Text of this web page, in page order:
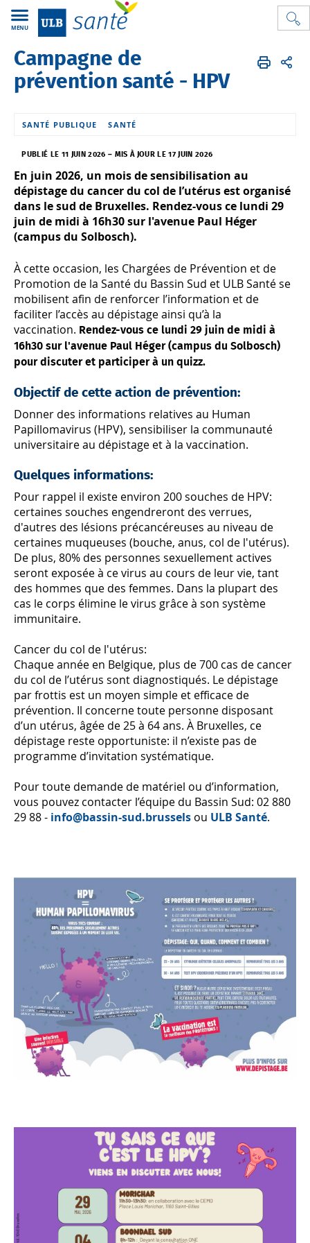
MENU
ULB Santé FR Activités Agenda activités santé et bien-être
Campagne de
prévention santé - HPV
SANTÉ PUBLIQUE SANTÉ
PUBLIÉ LE 11 JUIN 2026 – MIS À JOUR LE 17 JUIN 2026
En juin 2026, un mois de sensibilisation au
dépistage du cancer du col de l’utérus est organisé
dans le sud de Bruxelles. Rendez-vous ce lundi 29
juin de midi à 16h30 sur l'avenue Paul Héger
(campus du Solbosch).
À cette occasion, les Chargées de Prévention et de
Promotion de la Santé du Bassin Sud et ULB Santé se
mobilisent afin de renforcer l’information et de
faciliter l’accès au dépistage ainsi qu’à la
vaccination. Rendez-vous ce lundi 29 juin de midi à
16h30 sur l'avenue Paul Héger (campus du Solbosch)
pour discuter et participer à un quizz.
Objectif de cette action de prévention:
Donner des informations relatives au Human
Papillomavirus (HPV), sensibiliser la communauté
universitaire au dépistage et à la vaccination.
Quelques informations:
Pour rappel il existe environ 200 souches de HPV:
certaines souches engendreront des verrues,
d'autres des lésions précancéreuses au niveau de
certaines muqueuses (bouche, anus, col de l'utérus).
De plus, 80% des personnes sexuellement actives
seront exposée à ce virus au cours de leur vie, tant
des hommes que des femmes. Dans la plupart des
cas le corps élimine le virus grâce à son système
immunitaire.
Cancer du col de l'utérus:
Chaque année en Belgique, plus de 700 cas de cancer
du col de l’utérus sont diagnostiqués. Le dépistage
par frottis est un moyen simple et efficace de
prévention. Il concerne toute personne disposant
d’un utérus, âgée de 25 à 64 ans. À Bruxelles, ce
dépistage reste opportuniste: il n’existe pas de
programme d’invitation systématique.
Pour toute demande de matériel ou d’information,
vous pouvez contacter l’équipe du Bassin Sud: 02 880
29 88 - info@bassin-sud.brussels ou ULB Santé.